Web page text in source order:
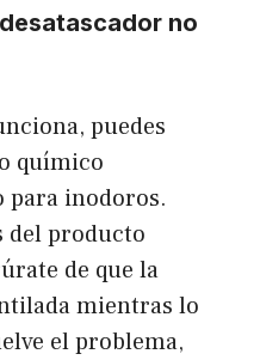
no
puedes
químico
para inodoros.
del producto
de que la
mientras lo
el problema,